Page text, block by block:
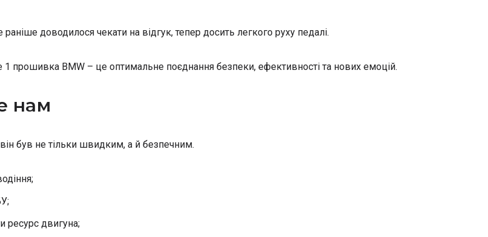
доводилося чекати на відгук, тепер досить легкого руху педалі.
1 прошивка BMW – це оптимальне поєднання безпеки, ефективності та нових емоцій.
нам
був не тільки швидким, а й безпечним.
ресурс двигуна;